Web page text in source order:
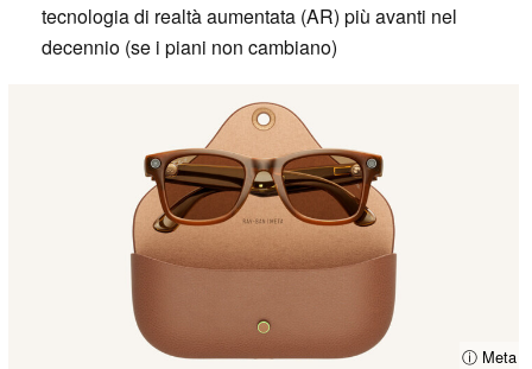
tecnologia di realtà aumentata (AR) più avanti nel
decennio (se i piani non cambiano)
ⓘ Meta